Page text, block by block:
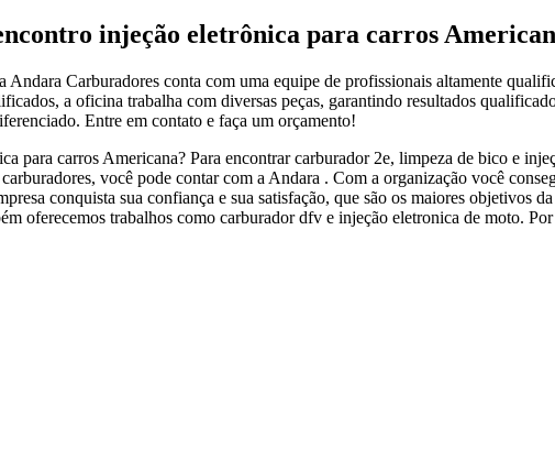
injeção eletrônica para carros
Andara Carburadores conta com uma equipe de profissionais altamente
a oficina trabalha com diversas peças, garantindo resultados
Entre em contato e faça um orçamento!
para carros Americana? Para encontrar carburador 2e, limpeza de bico e
você pode contar com a Andara . Com a organização você
conquista sua confiança e sua satisfação, que são os maiores objetivos
oferecemos trabalhos como carburador dfv e injeção eletronica de moto.